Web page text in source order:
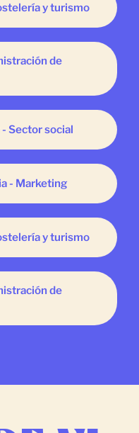
y turismo
de
Sector social
- Marketing
y turismo
de